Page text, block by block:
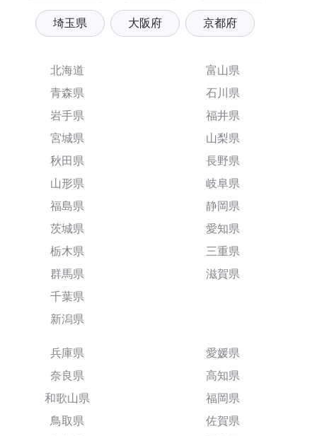
埼玉県 大阪府 京都府
北海道
青森県
岩手県
宮城県
秋田県
山形県
福島県
茨城県
栃木県
群馬県
千葉県
新潟県
富山県
石川県
福井県
山梨県
長野県
岐阜県
静岡県
愛知県
三重県
滋賀県
兵庫県
奈良県
和歌山県
鳥取県
愛媛県
高知県
福岡県
佐賀県